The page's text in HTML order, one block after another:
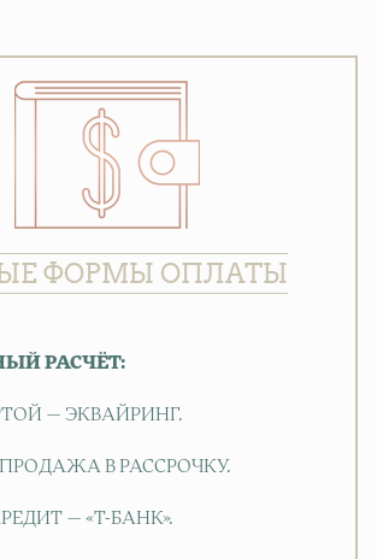
ФОРМЫ ОПЛАТЫ
РАСЧЁТ:
— ЭКВАЙРИНГ.
В РАССРОЧКУ.
— «Т-БАНК».